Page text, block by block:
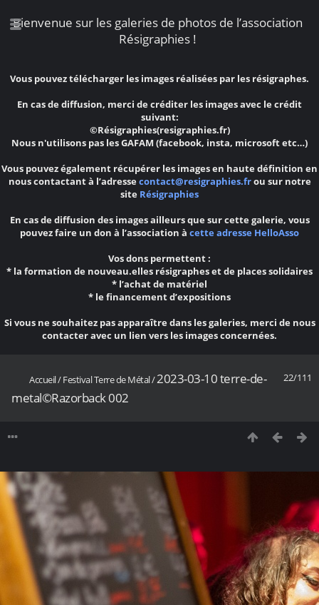
Bienvenue sur les galeries de photos de l’association
Résigraphies !
Vous pouvez télécharger les images réalisées par les résigraphes.
En cas de diffusion, merci de créditer les images avec le crédit
suivant:
©Résigraphies(resigraphies.fr)
Nous n'utilisons pas les GAFAM (facebook, insta, microsoft etc…)
Vous pouvez également récupérer les images en haute définition en
nous contactant à l’adresse contact@resigraphies.frou sur notre
site Résigraphies
En cas de diffusion des images ailleurs que sur cette galerie, vous
pouvez faire un don à l’association à cette adresse HelloAsso
Vos dons permettent :
* la formation de nouveau.elles résigraphes et de places solidaires
* l’achat de matériel
* le financement d’expositions
Si vous ne souhaitez pas apparaître dans les galeries, merci de nous
contacter avec un lien vers les images concernées.
22/111
Accueil/Festival Terre de Métal/2023-03-10 terre-de-
metal©Razorback 002